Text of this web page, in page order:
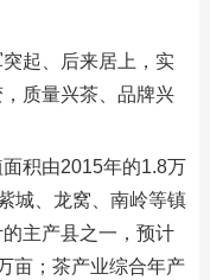
起、后来居上，实
质量兴茶、品牌兴
积由2015年的1.8万
城、龙窝、南岭等镇
主产县之一，预计
亩；茶产业综合年产